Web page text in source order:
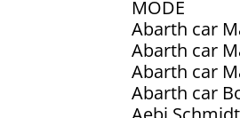
MODE
Abarth car
Abarth car
Abarth car
Abarth car